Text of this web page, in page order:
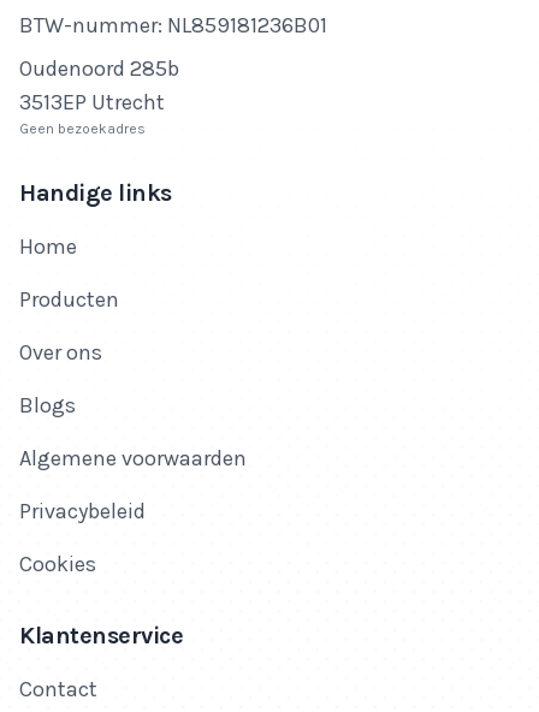
Btw-nummer
BTW-nummer: NL859181236B01
Adres
Oudenoord 285b
3513EP Utrecht
Geen bezoekadres
Handige links
Home
Producten
Over ons
Blogs
Algemene voorwaarden
Privacybeleid
Cookies
Klantenservice
Contact